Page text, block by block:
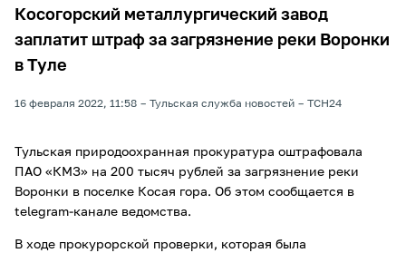
Косогорский металлургический завод
заплатит штраф за загрязнение реки Воронки
в Туле
16 февраля 2022, 11:58 Тульская служба новостей ТСН24
Тульская природоохранная прокуратура оштрафовала
ПАО «КМЗ» на 200 тысяч рублей за загрязнение реки
Воронки в поселке Косая гора. Об этом сообщается в
telegram-канале ведомства.
В ходе прокурорской проверки, которая была